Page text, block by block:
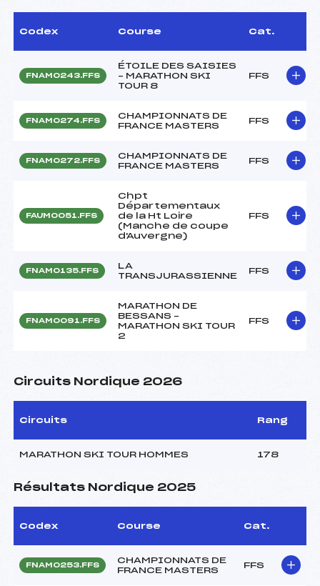
Codex Course Cat.
FNAM0243.FFS
ÉTOILE DES SAISIES
– MARATHON SKI
TOUR 8
FFS
FNAM0274.FFS
CHAMPIONNATS DE
FRANCE MASTERS
FFS
FNAM0272.FFS
CHAMPIONNATS DE
FRANCE MASTERS
FFS
FAUM0051.FFS
Chpt
Départementaux
de la Ht Loire
(Manche de coupe
d'Auvergne)
FFS
FNAM0135.FFS
LA
TRANSJURASSIENNE
FFS
FNAM0091.FFS
MARATHON DE
BESSANS –
MARATHON SKI TOUR
2
FFS
Circuits Nordique 2026
Circuits Rang
MARATHON SKI TOUR HOMMES 178
Résultats Nordique 2025
Codex Course Cat.
FNAM0253.FFS
CHAMPIONNATS DE
FRANCE MASTERS
FFS